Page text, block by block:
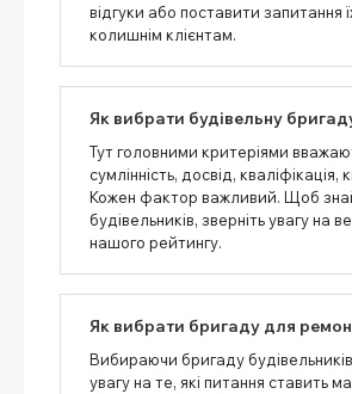
відгуки або поставити запитання
колишнім клієнтам.
Як вибрати будівельну
Тут головними критеріями
сумлінність, досвід, кваліфікація,
Кожен фактор важливий. Щоб
будівельників, зверніть увагу на
нашого рейтингу.
Як вибрати бригаду для
Вибираючи бригаду
увагу на те, які питання ставить